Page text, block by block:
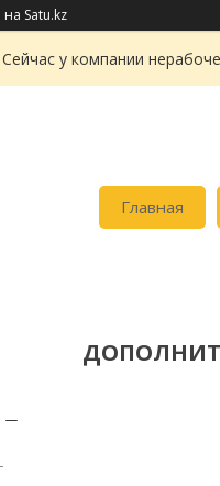
на Satu.kz
Сейчас у компании
Главная